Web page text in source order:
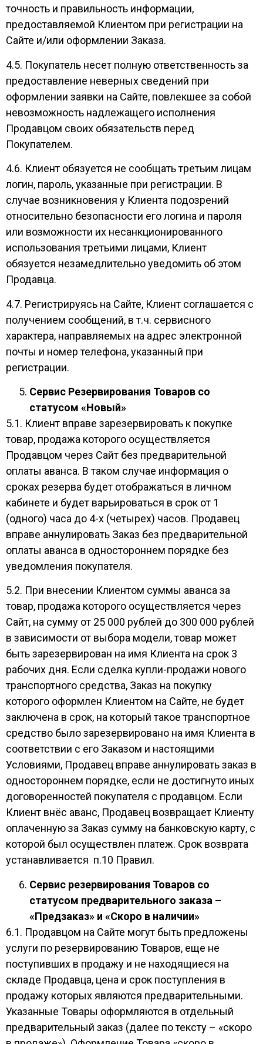
точность и правильность информации,
предоставляемой Клиентом при регистрации на
Сайте и/или оформлении Заказа.
4.5. Покупатель несет полную ответственность за
предоставление неверных сведений при
оформлении заявки на Сайте, повлекшее за собой
невозможность надлежащего исполнения
Продавцом своих обязательств перед
Покупателем.
4.6. Клиент обязуется не сообщать третьим лицам
логин, пароль, указанные при регистрации. В
случае возникновения у Клиента подозрений
относительно безопасности его логина и пароля
или возможности их несанкционированного
использования третьими лицами, Клиент
обязуется незамедлительно уведомить об этом
Продавца.
4.7. Регистрируясь на Сайте, Клиент соглашается с
получением сообщений, в т.ч. сервисного
характера, направляемых на адрес электронной
почты и номер телефона, указанный при
регистрации.
Сервис Резервирования Товаров со
статусом «Новый»
5.1. Клиент вправе зарезервировать к покупке
товар, продажа которого осуществляется
Продавцом через Сайт без предварительной
оплаты аванса. В таком случае информация о
сроках резерва будет отображаться в личном
кабинете и будет варьироваться в срок от 1
(одного) часа до 4-х (четырех) часов. Продавец
вправе аннулировать Заказ без предварительной
оплаты аванса в одностороннем порядке без
уведомления покупателя.
5.2. При внесении Клиентом суммы аванса за
товар, продажа которого осуществляется через
Сайт, на сумму от 25 000 рублей до 300 000 рублей
в зависимости от выбора модели, товар может
быть зарезервирован на имя Клиента на срок 3
рабочих дня. Если сделка купли-продажи нового
транспортного средства, Заказ на покупку
которого оформлен Клиентом на Сайте, не будет
заключена в срок, на который такое транспортное
средство было зарезервировано на имя Клиента в
соответствии с его Заказом и настоящими
Условиями, Продавец вправе аннулировать заказ в
одностороннем порядке, если не достигнуто иных
договоренностей покупателя с продавцом. Если
Клиент внёс аванс, Продавец возвращает Клиенту
оплаченную за Заказ сумму на банковскую карту, с
которой был осуществлен платеж. Срок возврата
устанавливается п.10 Правил.
Сервис резервирования Товаров со
статусом предварительного заказа –
«Предзаказ» и «Скоро в наличии»
6.1. Продавцом на Сайте могут быть предложены
услуги по резервированию Товаров, еще не
поступивших в продажу и не находящиеся на
складе Продавца, цена и срок поступления в
продажу которых являются предварительными.
Указанные Товары оформляются в отдельный
предварительный заказ (далее по тексту – «скоро